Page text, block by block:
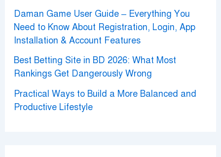
Daman Game User Guide – Everything You
Need to Know About Registration, Login, App
Installation & Account Features
Best Betting Site in BD 2026: What Most
Rankings Get Dangerously Wrong
Practical Ways to Build a More Balanced and
Productive Lifestyle